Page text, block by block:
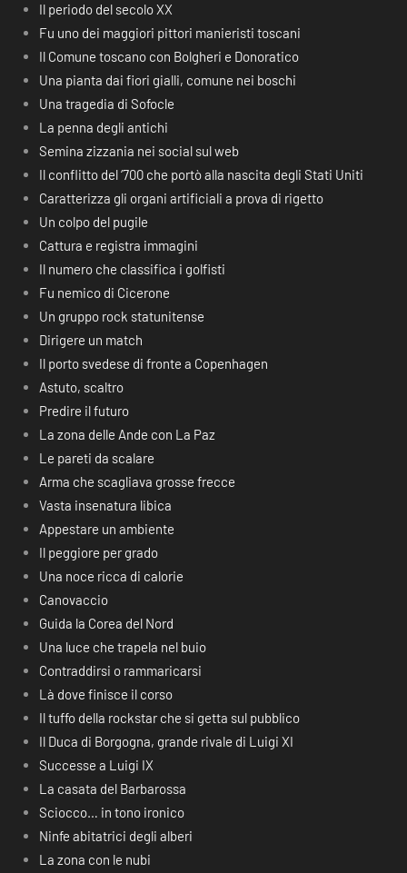
Il periodo del secolo XX
Fu uno dei maggiori pittori manieristi toscani
Il Comune toscano con Bolgheri e Donoratico
Una pianta dai fiori gialli, comune nei boschi
Una tragedia di Sofocle
La penna degli antichi
Semina zizzania nei social sul web
Il conflitto del ‘700 che portò alla nascita degli Stati Uniti
Caratterizza gli organi artificiali a prova di rigetto
Un colpo del pugile
Cattura e registra immagini
Il numero che classifica i golfisti
Fu nemico di Cicerone
Un gruppo rock statunitense
Dirigere un match
Il porto svedese di fronte a Copenhagen
Astuto, scaltro
Predire il futuro
La zona delle Ande con La Paz
Le pareti da scalare
Arma che scagliava grosse frecce
Vasta insenatura libica
Appestare un ambiente
Il peggiore per grado
Una noce ricca di calorie
Canovaccio
Guida la Corea del Nord
Una luce che trapela nel buio
Contraddirsi o rammaricarsi
Là dove finisce il corso
Il tuffo della rockstar che si getta sul pubblico
Il Duca di Borgogna, grande rivale di Luigi XI
Successe a Luigi IX
La casata del Barbarossa
Sciocco… in tono ironico
Ninfe abitatrici degli alberi
La zona con le nubi